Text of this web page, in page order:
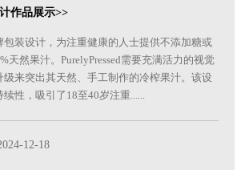
作品展示>>
包装设计，为注重健康的人士提供不添加糖或
天然果汁。PurelyPressed需要充满活力的视觉
级来突出其天然、手工制作的冷榨果汁。该设
性，吸引了18至40岁注重......
12-18